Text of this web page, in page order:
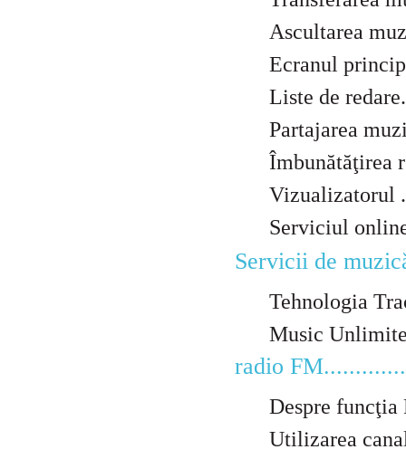
Ascultarea
Ecranul
Liste de
Partajarea
Îmbunătăţirea
Vizualizatorul
Serviciul
Servicii de
Tehnologia
Music
radio
Despre funcţia
Utilizarea